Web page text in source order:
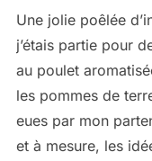
Une jolie poêlée
j’étais partie pour
au poulet
les pommes de
eues par mon
et à mesure, les